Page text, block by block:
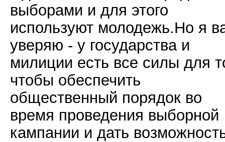
выборами и для этого
используют молодежь.Но я
уверяю - у государства и
милиции есть все силы для
чтобы обеспечить
общественный порядок во
время проведения выборной
кампании и дать